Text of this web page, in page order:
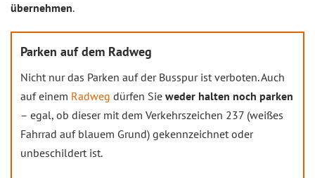
übernehmen.
Parken auf dem Radweg
Nicht nur das Parken auf der Busspur ist verboten. Auch
auf einem Radweg dürfen Sie weder halten noch parken
– egal, ob dieser mit dem Verkehrszeichen 237 (weißes
Fahrrad auf blauem Grund) gekennzeichnet oder
unbeschildert ist.